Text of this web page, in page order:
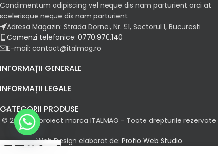
Condimentum adipiscing vel neque dis nam parturient orci at
scelerisque neque dis nam parturient.
Adresa Magazin: Strada Dornei, Nr. 91, Sectorul 1, Bucuresti
Comenzi telefonice: 0770.970.140
E-mail: contact@italmag.ro
INFORMAȚII GENERALE
INFORMAȚII LEGALE
CATEGORII PRODUSE
© 2026 Un proiect marca ITALMAG - Toate drepturile rezervate
Web Design elaborat de: Profio Web Studio